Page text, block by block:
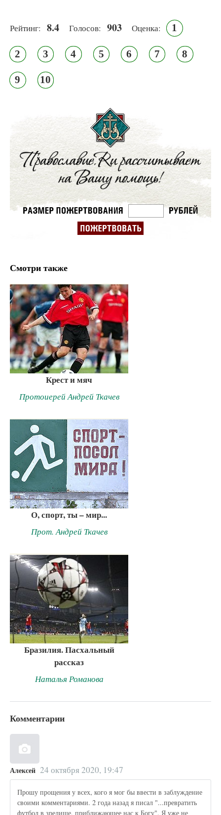
Рейтинг: 8.4 Голосов: 903 Оценка: 1
2 3 4 5 6 7 8
9 10
Смотри также
Крест и мяч
Протоиерей Андрей Ткачев
О, спорт, ты – мир...
Прот. Андрей Ткачев
Бразилия. Пасхальный
рассказ
Наталья Романова
Комментарии
Алексей 24 октября 2020, 19:47
Прошу прощения у всех, кого я мог бы ввести в заблуждение
своими комментариями. 2 года назад я писал "...превратить
футбол в зрелище, приближающее нас к Богу". Я уже не